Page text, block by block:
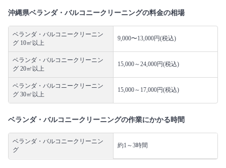
沖縄県ベランダ・バルコニークリーニングの料金の相場
ベランダ・バルコニークリーニン
グ 10㎡以上
9,000〜13,000円(税込)
ベランダ・バルコニークリーニン
グ 20㎡以上
15,000～24,000円(税込)
ベランダ・バルコニークリーニン
グ 30㎡以上
15,000～17,000円(税込)
ベランダ・バルコニークリーニングの作業にかかる時間
ベランダ・バルコニークリーニン
グ
約1～3時間